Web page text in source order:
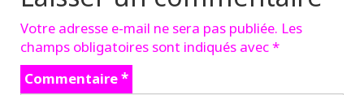
Votre adresse e-mail ne sera pas publiée. Les
champs obligatoires sont indiqués avec*
Commentaire*